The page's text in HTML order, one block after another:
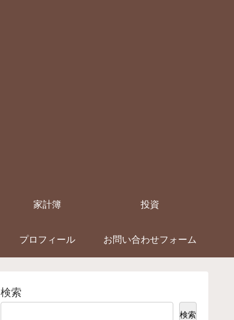
家計簿 投資
プロフィール お問い合わせフォーム
検索
検索